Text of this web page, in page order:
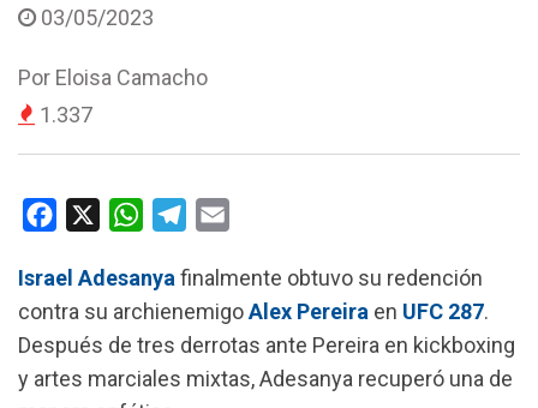
03/05/2023
Por Eloisa Camacho
1.337
c
e
b
o
W
a
t
s
A
l
e
g
r
a
i
l
Israel Adesanya finalmente obtuvo su redención
contra su archienemigoAlex Pereira en UFC 287.
Después de tres derrotas ante Pereira en kickboxing
y artes marciales mixtas, Adesanya recuperó una de